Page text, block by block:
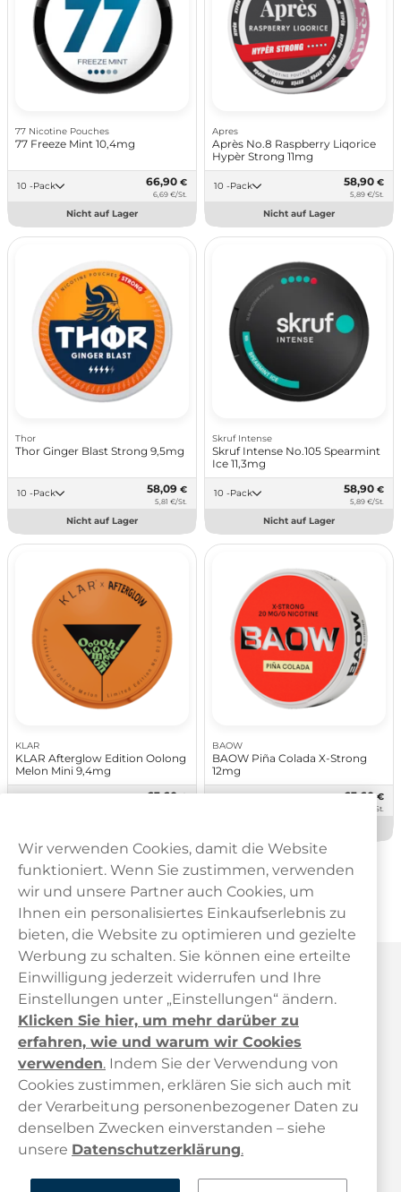
77 Nicotine Pouches
77 Freeze Mint 10,4mg
10 -Pack 66,90 €
6,69 €/St.
Nicht auf Lager
Apres
Après No.8 Raspberry Liqorice
Hypèr Strong 11mg
10 -Pack 58,90 €
5,89 €/St.
Nicht auf Lager
Thor
Thor Ginger Blast Strong 9,5mg
10 -Pack 58,09 €
5,81 €/St.
Nicht auf Lager
Skruf Intense
Skruf Intense No.105 Spearmint
Ice 11,3mg
10 -Pack 58,90 €
5,89 €/St.
Nicht auf Lager
KLAR
KLAR Afterglow Edition Oolong
Melon Mini 9,4mg
63,60€
BAOW
BAOW Piña Colada X-Strong
12mg
63,60€
6,36 €/St.
Zeigt 144von180Produkten
1 3
Haypp Österreich
Kundendienst
Wir verwenden Cookies, damit die Website
funktioniert. Wenn Sie zustimmen, verwenden
wir und unsere Partner auch Cookies, um
Ihnen ein personalisiertes Einkaufserlebnis zu
bieten, die Website zu optimieren und gezielte
Werbung zu schalten. Sie können eine erteilte
Einwilligung jederzeit widerrufen und Ihre
Einstellungen unter „Einstellungen“ ändern.
Klicken Sie hier, um mehr darüber zu
erfahren, wie und warum wir Cookies
verwenden. Indem Sie der Verwendung von
Cookies zustimmen, erklären Sie sich auch mit
der Verarbeitung personenbezogener Daten zu
denselben Zwecken einverstanden – siehe
unsere Datenschutzerklärung.